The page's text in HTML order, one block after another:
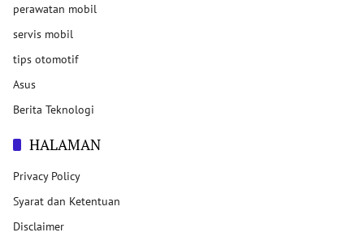
perawatan mobil
servis mobil
tips otomotif
Asus
Berita Teknologi
HALAMAN
Privacy Policy
Syarat dan Ketentuan
Disclaimer